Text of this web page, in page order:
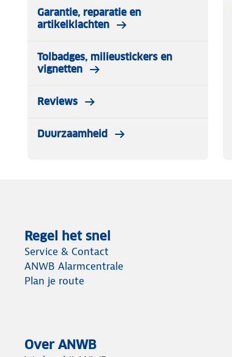
Garantie, reparatie en
artikelklachten
Tolbadges, milieustickers en
vignetten
Reviews
Duurzaamheid
Regel het snel
Service & Contact
ANWB Alarmcentrale
Plan je route
Over ANWB